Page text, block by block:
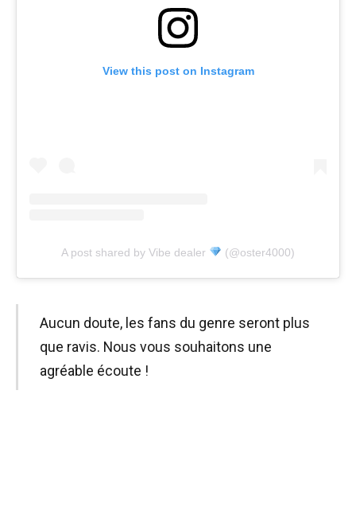
View this post on Instagram
A post shared by Vibe dealer (@oster4000)
Aucun doute, les fans du genre seront plus
que ravis. Nous vous souhaitons une
agréable écoute !